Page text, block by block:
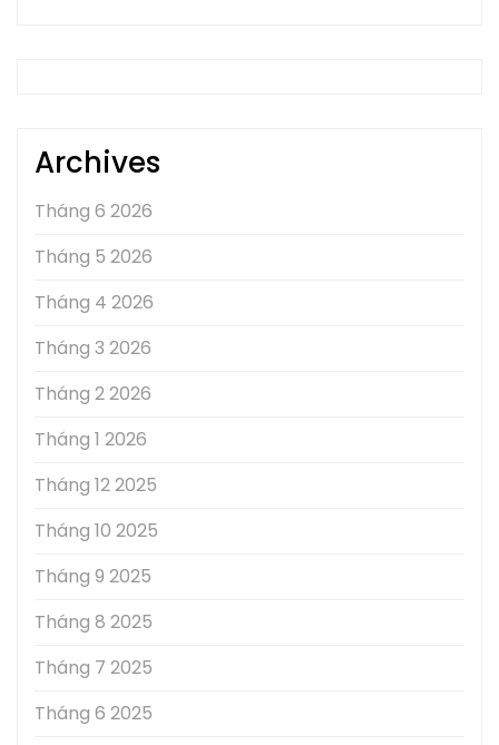
Archives
Tháng 6 2026
Tháng 5 2026
Tháng 4 2026
Tháng 3 2026
Tháng 2 2026
Tháng 1 2026
Tháng 12 2025
Tháng 10 2025
Tháng 9 2025
Tháng 8 2025
Tháng 7 2025
Tháng 6 2025